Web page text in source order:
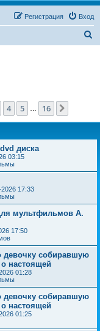
Вход
Регистрация
из 16
4 5 16
диска
03:15
17:33
мультфильмов А.
17:50
девочку собиравшую
настоящей
01:28
девочку собиравшую
настоящей
01:25